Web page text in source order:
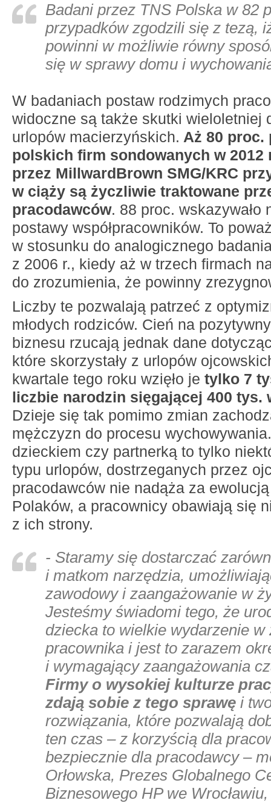
Badani przez TNS Polska w 82
przypadków zgodzili się z tezą,
powinni w możliwie równy
się w sprawy domu i
W badaniach postaw rodzimych
widoczne są także skutki wieloletniej
urlopów macierzyńskich. Aż 80 proc.
polskich firm sondowanych w 2012
przez MillwardBrown SMG/KRC
w ciąży są życzliwie traktowane
pracodawców. 88 proc. wskazywało
postawy współpracowników. To
w stosunku do analogicznego
z 2006 r., kiedy aż w trzech firmach
do zrozumienia, że powinny
Liczby te pozwalają patrzeć z
młodych rodziców. Cień na
biznesu rzucają jednak dane
które skorzystały z urlopów
kwartale tego roku wzięło je tylko 7
liczbie narodzin sięgającej 400 tys.
Dzieje się tak pomimo zmian
mężczyzn do procesu
dzieckiem czy partnerką to tylko
typu urlopów, dostrzeganych przez
pracodawców nie nadąża za
Polaków, a pracownicy obawiają się
z ich strony.
- Staramy się dostarczać
i matkom narzędzia,
zawodowy i zaangażowanie w
Jesteśmy świadomi tego, że
dziecka to wielkie wydarzenie w
pracownika i jest to zarazem
i wymagający zaangażowania
Firmy o wysokiej kulturze
zdają sobie z tego sprawę i
rozwiązania, które pozwalają
ten czas – z korzyścią dla
bezpiecznie dla pracodawcy –
Orłowska, Prezes Globalnego
Biznesowego HP we